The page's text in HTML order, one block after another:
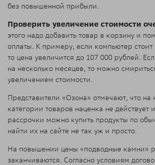
без повышенной прибыли.
Проверить увеличение стоимости
этого надо добавить товар в корзину и
оплаты. К примеру, если компьютер стоит
то цена увеличится до 107 000 рублей.
на несколько месяцев, то можно
увеличением стоимости.
Представители «Озона» отмечают, что на
категории товаров наценка не
рассрочки можно купить продукты по
найти их на сайте не так уж и просто.
На повышении цены «подводные камни»
заканчиваются. Согласно условиям